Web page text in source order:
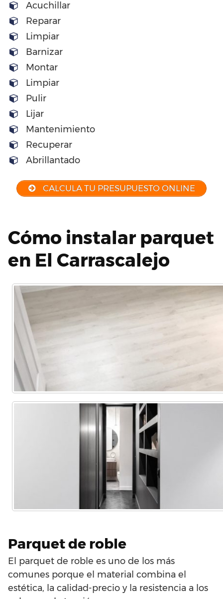
Acuchillar
Reparar
Limpiar
Barnizar
Montar
Limpiar
Pulir
Lijar
Mantenimiento
Recuperar
Abrillantado
CALCULA TU PRESUPUESTO ONLINE
Cómo instalar parquet
en El Carrascalejo
Parquet de roble
El parquet de roble es uno de los más
comunes porque el material combina el
estética, la calidad-precio y la resistencia a los